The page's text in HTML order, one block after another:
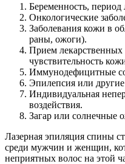
Беременность, период
Онкологические
Заболевания кожи в
раны, ожоги).
Прием
чувствительность
Иммунодефицитные
Эпилепсия или другие
Индивидуальная
воздействия.
Загар или солнечные
Лазерная эпиляция спины
среди мужчин и женщин,
неприятных волос на этой